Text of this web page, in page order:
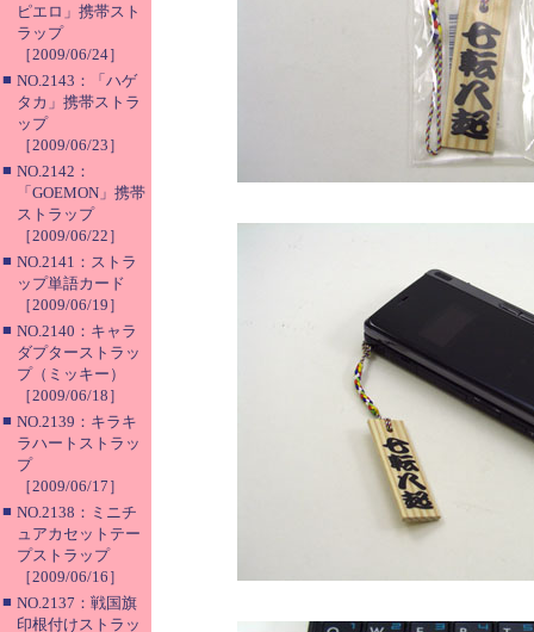
ピエロ」携帯スト
ラップ
［2009/06/24］
■ NO.2143：「ハゲ
タカ」携帯ストラ
ップ
［2009/06/23］
■ NO.2142：
「GOEMON」携帯
ストラップ
［2009/06/22］
■ NO.2141：ストラ
ップ単語カード
［2009/06/19］
■ NO.2140：キャラ
ダプターストラッ
プ（ミッキー）
［2009/06/18］
■ NO.2139：キラキ
ラハートストラッ
プ
［2009/06/17］
■ NO.2138：ミニチ
ュアカセットテー
プストラップ
［2009/06/16］
■ NO.2137：戦国旗
印根付けストラッ